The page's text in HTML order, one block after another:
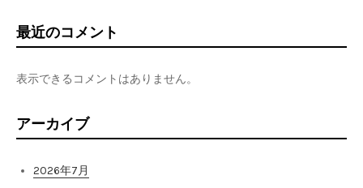
最近のコメント
表示できるコメントはありません。
アーカイブ
2026年7月